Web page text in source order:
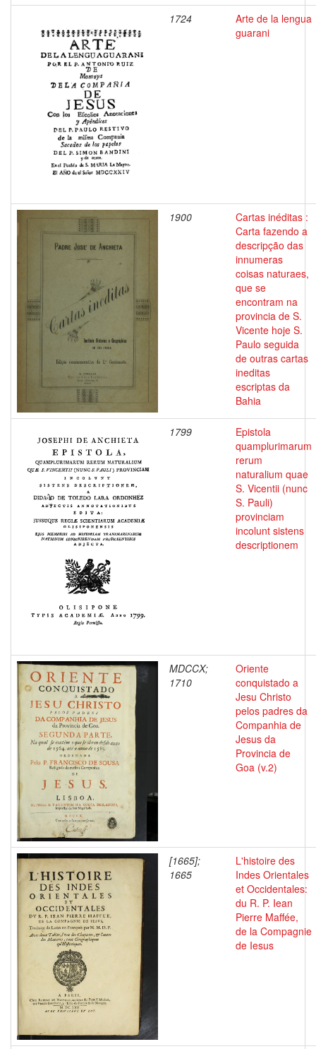
1724
Arte de la lengua
guarani
1900
Cartas inéditas :
Carta fazendo a
descripção das
innumeras
coisas naturaes,
que se
encontram na
provincia de S.
Vicente hoje S.
Paulo seguida
de outras cartas
ineditas
escriptas da
Bahia
1799
Epistola
quamplurimarum
rerum
naturalium quae
S. Vicentii (nunc
S. Pauli)
provinciam
incolunt sistens
descriptionem
MDCCX;
1710
Oriente
conquistado a
Jesu Christo
pelos padres da
Companhia de
Jesus da
Provincia de
Goa (v.2)
[1665];
1665
L'histoire des
Indes Orientales
et Occidentales:
du R. P. Iean
Pierre Maffée,
de la Compagnie
de Iesus